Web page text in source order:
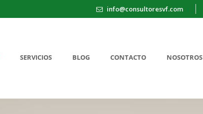
info@consultoresvf.com
SERVICIOS BLOG CONTACTO NOSOTROS